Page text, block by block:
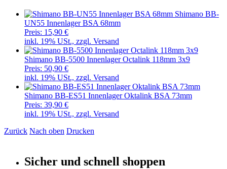
Shimano BB-
UN55 Innenlager BSA 68mm
Preis: 15,90 €
inkl. 19% USt., zzgl. Versand
Shimano BB-5500 Innenlager Octalink 118mm 3x9
Preis: 50,90 €
inkl. 19% USt., zzgl. Versand
Shimano BB-ES51 Innenlager Oktalink BSA 73mm
Preis: 39,90 €
inkl. 19% USt., zzgl. Versand
Zurück Nach oben Drucken
Sicher und schnell shoppen